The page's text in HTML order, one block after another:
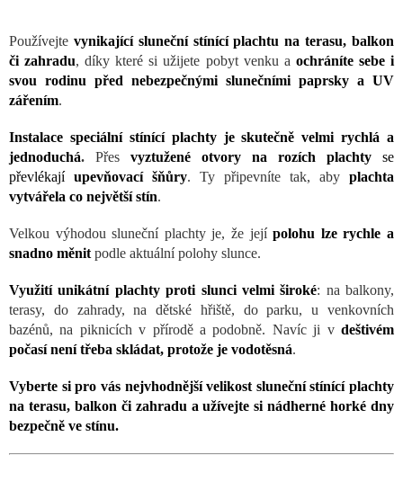
Používejte vynikající sluneční stínící plachtu na terasu, balkon
či zahradu, díky které si užijete pobyt venku a ochráníte sebe i
svou rodinu před nebezpečnými slunečními paprsky a UV
zářením.
Instalace speciální stínící plachty je skutečně velmi rychlá a
jednoduchá. Přes vyztužené otvory na rozích plachty se
převlékají upevňovací šňůry. Ty připevníte tak, aby plachta
vytvářela co největší stín.
Velkou výhodou sluneční plachty je, že jejípolohu lze rychle a
snadno měnit podle aktuální polohy slunce.
Využití unikátní plachty proti slunci velmi široké: na balkony,
terasy, do zahrady, na dětské hřiště, do parku, u venkovních
bazénů, na piknicích v přírodě a podobně. Navíc ji v deštivém
počasí není třeba skládat, protože je vodotěsná.
Vyberte si pro vás nejvhodnější velikost sluneční stínící plachty
na terasu, balkon či zahradu a užívejte si nádherné horké dny
bezpečně ve stínu.